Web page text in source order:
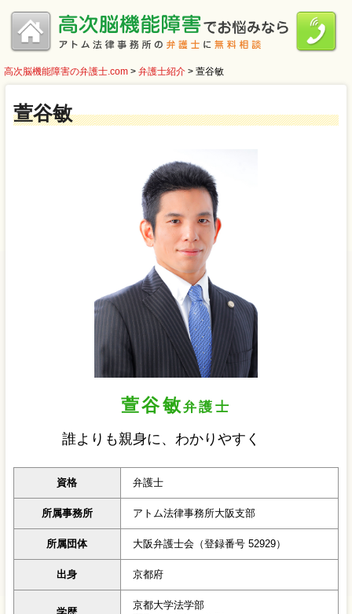
高次脳機能障害の弁護士.com > 弁護士紹介 > 萱谷敏
萱谷敏
萱谷敏弁護士
誰よりも親身に、わかりやすく
資格 弁護士
所属事務所 アトム法律事務所大阪支部
所属団体 大阪弁護士会（登録番号 52929）
出身 京都府
京都大学法学部